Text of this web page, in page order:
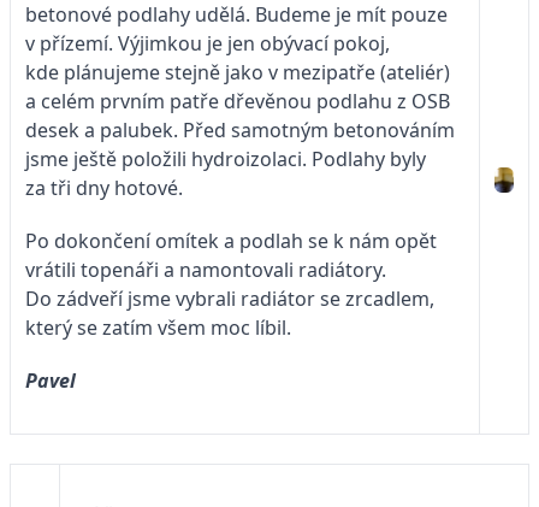
betonové podlahy udělá. Budeme je mít pouze
v přízemí. Výjimkou je jen obývací pokoj,
kde plánujeme stejně jako v mezipatře (ateliér)
a celém prvním patře dřevěnou podlahu z OSB
desek a palubek. Před samotným betonováním
jsme ještě položili hydroizolaci. Podlahy byly
za tři dny hotové.
Po dokončení omítek a podlah se k nám opět
vrátili topenáři a namontovali radiátory.
Do zádveří jsme vybrali radiátor se zrcadlem,
který se zatím všem moc líbil.
Pavel